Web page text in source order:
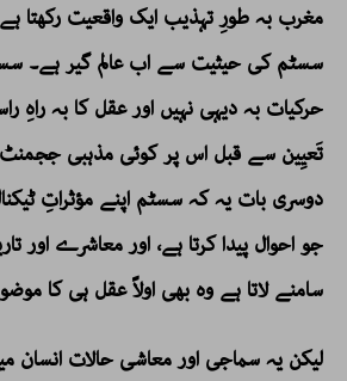
مغرب بہ طورِ تہذیب ایک واقعیت رکھتا
سسٹم کی حیثیت سے اب عالم گیر ہے۔
حرکیات بہ دیہی نہیں اور عقل کا بہ راہِ
تَعیِین سے قبل اس پر کوئی مذہبی ججمنٹ
دوسری بات یہ کہ سسٹم اپنے مؤثراتِ
جو احوال پیدا کرتا ہے، اور معاشرے اور
سامنے لاتا ہے وہ بھی اولاً عقل ہی کا
لیکن یہ سماجی اور معاشی حالات انسان